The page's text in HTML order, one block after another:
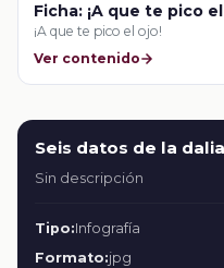
Ficha: ¡A que te pico
¡A que te pico el ojo!
Ver contenido
Seis datos de la
Sin descripción
Tipo:Infografía
Formato:jpg